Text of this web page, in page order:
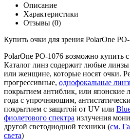
Описание
Характеристики
Отзывы (0)
Купить очки для зрения PolarOne
PolarOne PO-1076 возможно купить
Каталог линз содержит любые
или женщине, которые носят очки.
прогрессивные, однофокальные
покрытием антиблик, или японские
года с упрочняющим,
покрытием с защитой от UV или
фиолетового спектра излучения
другой светодиодной техники (см.
света)